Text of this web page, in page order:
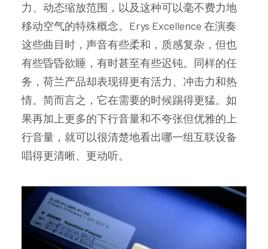
力、动态缩放范围，以及这种可以毫不费力地
移动空气的特殊概念。Erys Excellence 在演奏
这些曲目时，声音有些柔和，质感复杂，但也
有些昏昏欲睡，有时甚至有些迟钝。同样的任
务，荷兰产品却表现得更有活力、冲击力和热
情。简而言之，它在需要的时候踢得更猛。如
果再加上更多的下行音量和不夸张但优雅的上
行音量，就可以很清楚地看出哪一组互联设备
唱得更清晰、更动听。